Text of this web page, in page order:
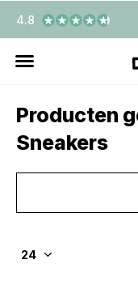
4.8
Producten
Sneakers